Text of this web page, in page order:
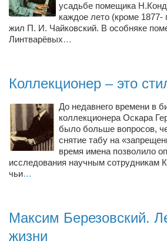
Художники
Надія Белокур
Анна Гидора
Римма Миленкова
Ирина Проценко
Александр Садовский
Сергей Степанов
Анна Черненко
Он и Она
усадьбе помещика
каждое лето (кроме 1877-
жил П. И. Чайковский. В особняке
Линтварёвых…
Коллекционер – это
До недавнего времени в
коллекционера Оскара
было больше вопросов,
снятие табу на
время имена позволило
исследования научным сотрудникам
чьи…
Максим Березовский.
жизни